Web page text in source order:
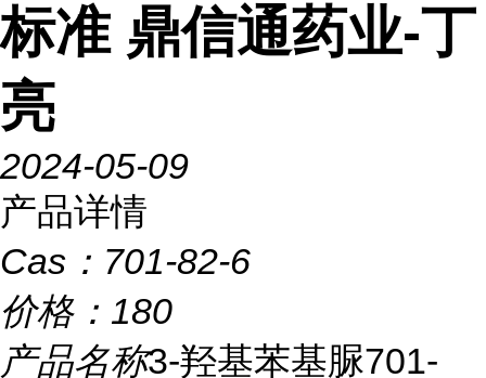
标准 鼎信通药业-丁
亮
2024-05-09
产品详情
Cas： 701-82-6
价格： 180
产品名称3-羟基苯基脲701-